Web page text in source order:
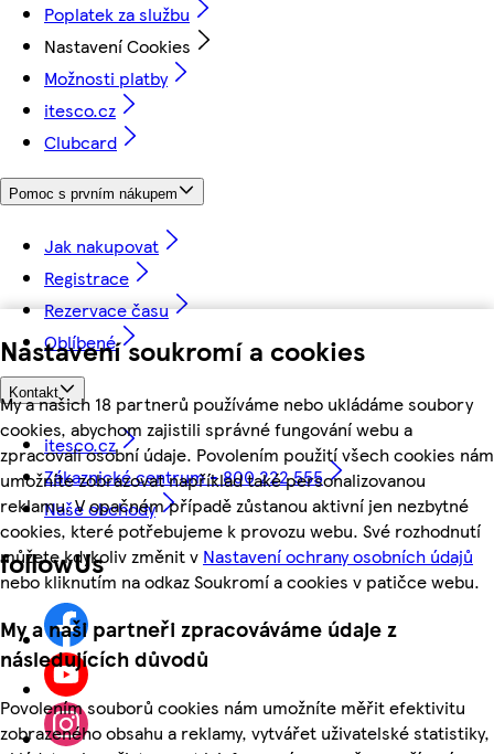
Nastavení soukromí a cookies
My a našich 18 partnerů používáme nebo ukládáme soubory
cookies, abychom zajistili správné fungování webu a
zpracovali osobní údaje. Povolením použití všech cookies nám
umožníte zobrazovat například také personalizovanou
reklamu. V opačném případě zůstanou aktivní jen nezbytné
cookies, které potřebujeme k provozu webu. Své rozhodnutí
můžete kdykoliv změnit v Nastavení ochrany osobních údajů
nebo kliknutím na odkaz Soukromí a cookies v patičce webu.
My a naši partneři zpracováváme údaje z
následujících důvodů
Povolením souborů cookies nám umožníte měřit efektivitu
zobrazeného obsahu a reklamy, vytvářet uživatelské statistiky,
Poplatek za službu
Nastavení Cookies
Možnosti platby
itesco.cz
Clubcard
Pomoc s prvním nákupem
Jak nakupovat
Registrace
Rezervace času
Oblíbené
Kontakt
itesco.cz
Zákaznické centrum - 800 222 555
Naše obchody
followUs